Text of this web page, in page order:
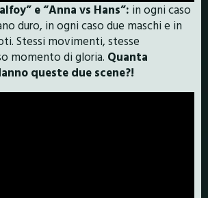
e “Anna vs Hans”: in ogni caso
duro, in ogni caso due maschi e in
Stessi movimenti, stesse
momento di gloria. Quanta
queste due scene?!